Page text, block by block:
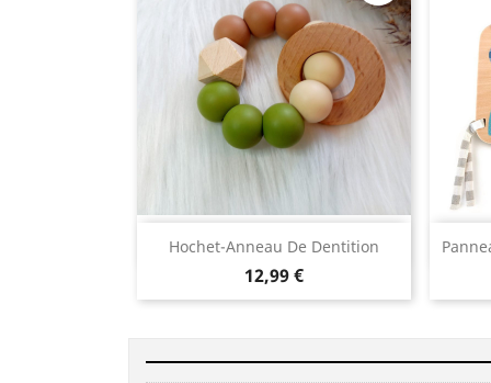
Hochet-Anneau De Dentition
12,99 €
Aperçu rapide